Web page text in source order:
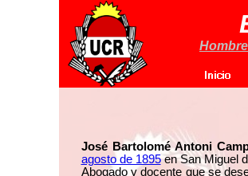
José Bartolomé Antoni
agosto de 1895en San Miguel
Abogado y docente que se